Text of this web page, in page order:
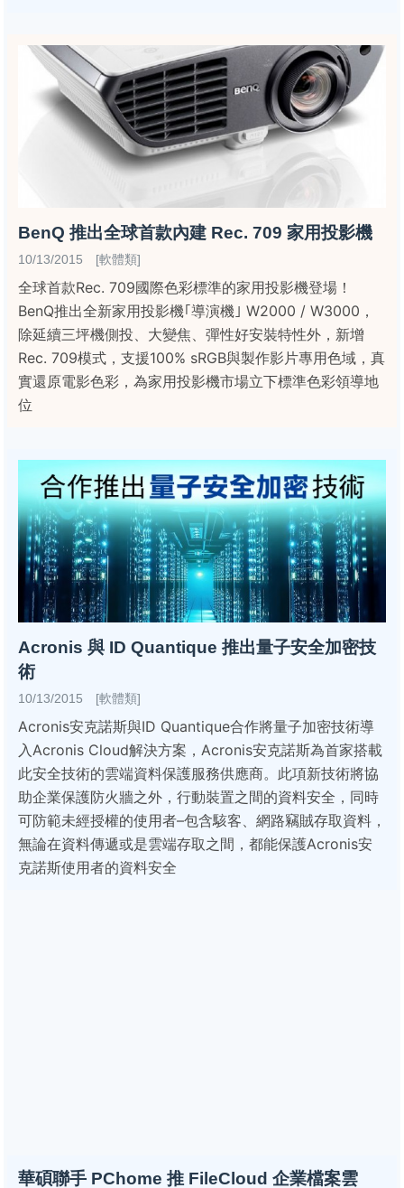
BenQ 推出全球首款內建 Rec. 709 家用投影機
10/13/2015 [軟體類]
全球首款Rec. 709國際色彩標準的家用投影機登場！
BenQ推出全新家用投影機｢導演機｣ W2000 / W3000，
除延續三坪機側投、大變焦、彈性好安裝特性外，新增
Rec. 709模式，支援100% sRGB與製作影片專用色域，真
實還原電影色彩，為家用投影機市場立下標準色彩領導地
位
Acronis 與 ID Quantique 推出量子安全加密技
術
10/13/2015 [軟體類]
Acronis安克諾斯與ID Quantique合作將量子加密技術導
入Acronis Cloud解決方案，Acronis安克諾斯為首家搭載
此安全技術的雲端資料保護服務供應商。此項新技術將協
助企業保護防火牆之外，行動裝置之間的資料安全，同時
可防範未經授權的使用者–包含駭客、網路竊賊存取資料，
無論在資料傳遞或是雲端存取之間，都能保護Acronis安
克諾斯使用者的資料安全
華碩聯手 PChome 推 FileCloud 企業檔案雲